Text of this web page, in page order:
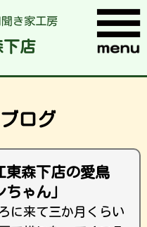
き家工房
下店
ログ
東森下店の愛鳥
ちゃん」
に来て三か月くらい